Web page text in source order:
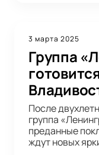
3 марта 2025
Группа
После
группа
преданные
ждут новых